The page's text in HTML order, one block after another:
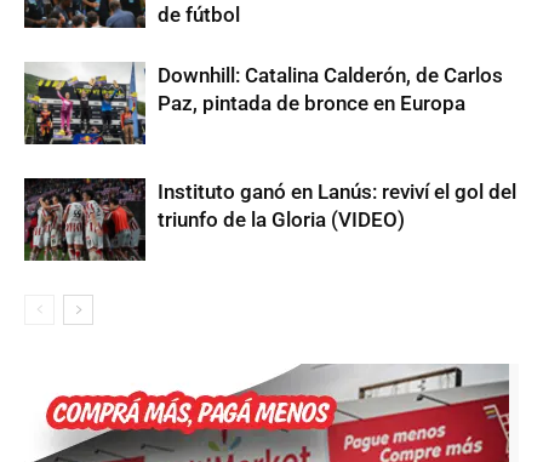
de fútbol
Downhill: Catalina Calderón, de Carlos
Paz, pintada de bronce en Europa
Instituto ganó en Lanús: reviví el gol del
triunfo de la Gloria (VIDEO)